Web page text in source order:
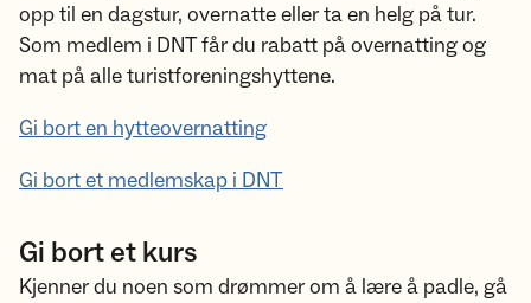
opp til en dagstur, overnatte eller ta en helg på tur.
Som medlem i DNT får du rabatt på overnatting og
mat på alle turistforeningshyttene.
Gi bort en hytteovernatting
Gi bort et medlemskap i DNT
Gi bort et kurs
Kjenner du noen som drømmer om å lære å padle, gå